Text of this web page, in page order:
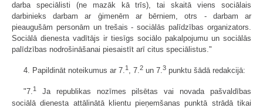
darba speciālisti (ne mazāk kā trīs), tai skaitā viens sociālais
darbinieks darbam ar ģimenēm ar bērniem, otrs - darbam ar
pieaugušām personām un trešais - sociālās palīdzības organizators.
Sociālā dienesta vadītājs ir tiesīgs sociālo pakalpojumu un sociālās
palīdzības nodrošināšanai piesaistīt arī citus speciālistus."
4. Papildināt noteikumus ar 7.1 , 7.2 un 7.3 punktu šādā redakcijā:
"7.1
Ja republikas nozīmes pilsētas vai novada pašvaldības
sociālā dienesta attālinātā klientu pieņemšanas punktā strādā tikai